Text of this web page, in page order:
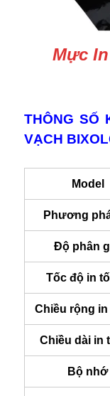
Mực
THÔNG SỐ
VẠCH
Model
Phương
Độ phân
Tốc độ in
Chiều rộng in
Chiều dài in
Bộ nhớ